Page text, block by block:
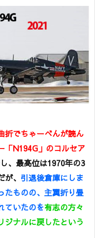
折でちゃーべんが読ん
「N194G」のコルセア
、最高位は1970年の3
、 引退後倉庫にしま
たものの、主翼折り畳
ていたのを有志の方々
ジナルに戻したという